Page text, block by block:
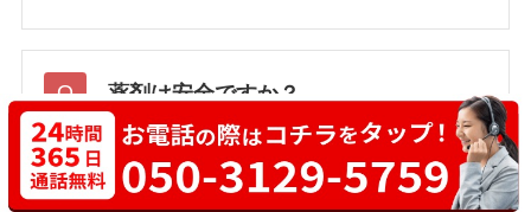
薬剤は安全ですか？
ヘビ駆除は薬剤ではなく、専用器具による直接捕
獲が基本です。お子様やペットがいるご家庭でも